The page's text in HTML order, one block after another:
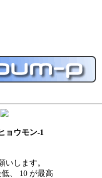
ョウモン-1
いします。
、 10 が最高